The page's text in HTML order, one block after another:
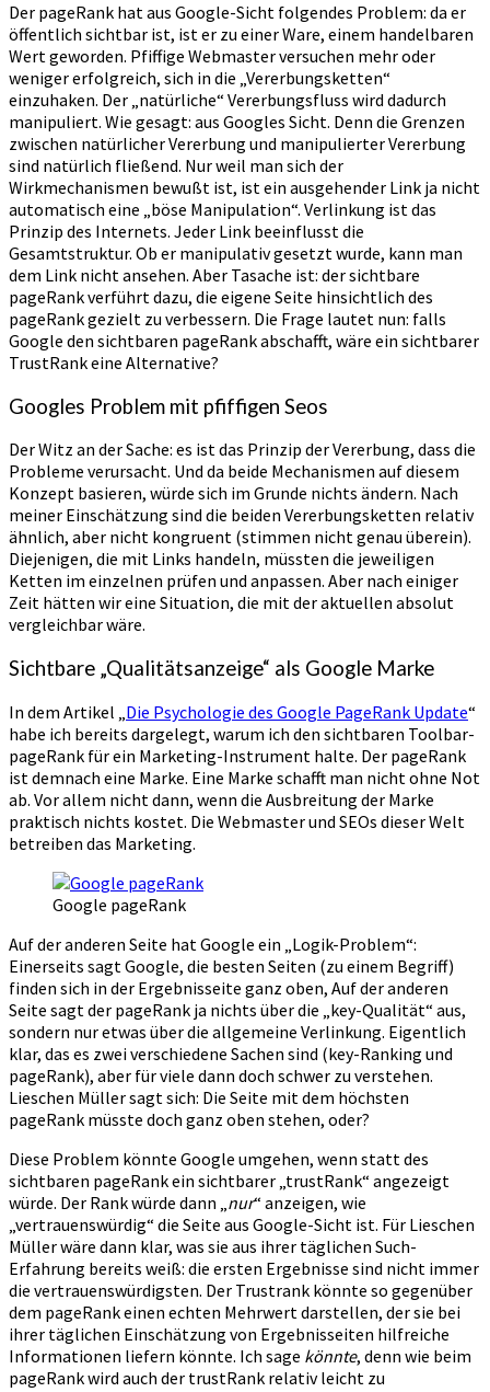
Der pageRank hat aus Google-Sicht folgendes Problem: da er
öffentlich sichtbar ist, ist er zu einer Ware, einem handelbaren
Wert geworden. Pfiffige Webmaster versuchen mehr oder
weniger erfolgreich, sich in die „Vererbungsketten“
einzuhaken. Der „natürliche“ Vererbungsfluss wird dadurch
manipuliert. Wie gesagt: aus Googles Sicht. Denn die Grenzen
zwischen natürlicher Vererbung und manipulierter Vererbung
sind natürlich fließend. Nur weil man sich der
Wirkmechanismen bewußt ist, ist ein ausgehender Link ja nicht
automatisch eine „böse Manipulation“. Verlinkung ist das
Prinzip des Internets. Jeder Link beeinflusst die
Gesamtstruktur. Ob er manipulativ gesetzt wurde, kann man
dem Link nicht ansehen. Aber Tasache ist: der sichtbare
pageRank verführt dazu, die eigene Seite hinsichtlich des
pageRank gezielt zu verbessern. Die Frage lautet nun: falls
Google den sichtbaren pageRank abschafft, wäre ein sichtbarer
TrustRank eine Alternative?
Googles Problem mit pfiffigen Seos
Der Witz an der Sache: es ist das Prinzip der Vererbung, dass die
Probleme verursacht. Und da beide Mechanismen auf diesem
Konzept basieren, würde sich im Grunde nichts ändern. Nach
meiner Einschätzung sind die beiden Vererbungsketten relativ
ähnlich, aber nicht kongruent (stimmen nicht genau überein).
Diejenigen, die mit Links handeln, müssten die jeweiligen
Ketten im einzelnen prüfen und anpassen. Aber nach einiger
Zeit hätten wir eine Situation, die mit der aktuellen absolut
vergleichbar wäre.
Sichtbare „Qualitätsanzeige“ als Google Marke
In dem Artikel „ Die Psychologie des Google PageRank Update“
habe ich bereits dargelegt, warum ich den sichtbaren Toolbar-
pageRank für ein Marketing-Instrument halte. Der pageRank
ist demnach eine Marke. Eine Marke schafft man nicht ohne Not
ab. Vor allem nicht dann, wenn die Ausbreitung der Marke
praktisch nichts kostet. Die Webmaster und SEOs dieser Welt
betreiben das Marketing.
Google pageRank
Auf der anderen Seite hat Google ein „Logik-Problem“:
Einerseits sagt Google, die besten Seiten (zu einem Begriff)
finden sich in der Ergebnisseite ganz oben, Auf der anderen
Seite sagt der pageRank ja nichts über die „key-Qualität“ aus,
sondern nur etwas über die allgemeine Verlinkung. Eigentlich
klar, das es zwei verschiedene Sachen sind (key-Ranking und
pageRank), aber für viele dann doch schwer zu verstehen.
Lieschen Müller sagt sich: Die Seite mit dem höchsten
pageRank müsste doch ganz oben stehen, oder?
Diese Problem könnte Google umgehen, wenn statt des
sichtbaren pageRank ein sichtbarer „trustRank“ angezeigt
würde. Der Rank würde dann „ nur“ anzeigen, wie
„vertrauenswürdig“ die Seite aus Google-Sicht ist. Für Lieschen
Müller wäre dann klar, was sie aus ihrer täglichen Such-
Erfahrung bereits weiß: die ersten Ergebnisse sind nicht immer
die vertrauenswürdigsten. Der Trustrank könnte so gegenüber
dem pageRank einen echten Mehrwert darstellen, der sie bei
ihrer täglichen Einschätzung von Ergebnisseiten hilfreiche
Informationen liefern könnte. Ich sage könnte, denn wie beim
pageRank wird auch der trustRank relativ leicht zu